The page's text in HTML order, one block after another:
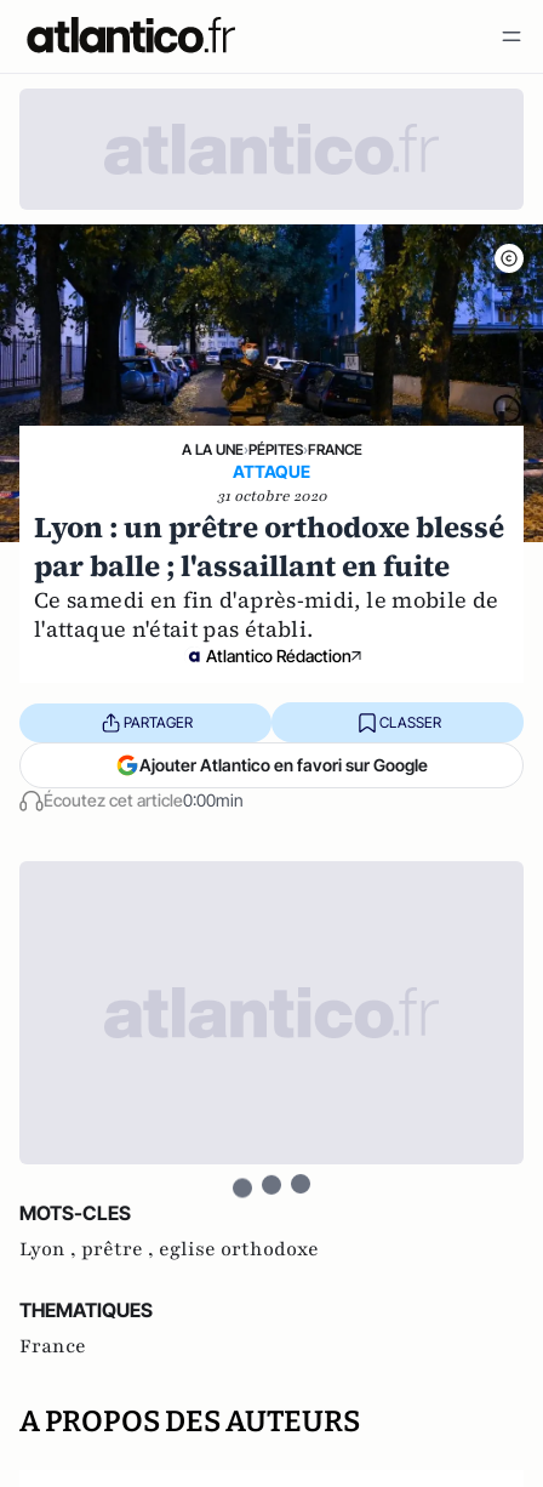
A LA UNE›PÉPITES›FRANCE
ATTAQUE
31 octobre 2020
Lyon : un prêtre orthodoxe blessé
par balle ; l'assaillant en fuite
Ce samedi en fin d'après-midi, le mobile de
l'attaque n'était pas établi.
Atlantico Rédaction
Écoutez cet article0:00min
PARTAGER CLASSER
Ajouter Atlantico en favori sur Google
MOTS-CLES
Lyon , prêtre , eglise orthodoxe
THEMATIQUES
France
A PROPOS DES AUTEURS